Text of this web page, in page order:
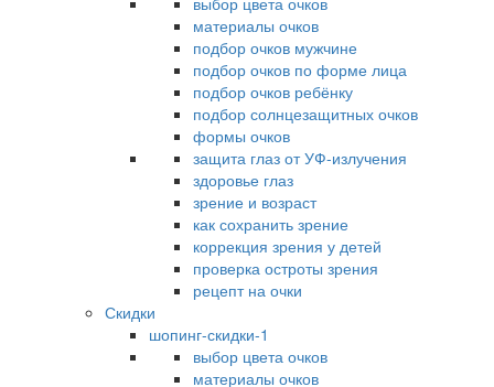
материалы очков
подбор очков мужчине
подбор очков по форме лица
подбор очков ребёнку
подбор солнцезащитных очков
формы очков
защита глаз от УФ-излучения
здоровье глаз
зрение и возраст
как сохранить зрение
коррекция зрения у детей
проверка остроты зрения
рецепт на очки
Скидки
шопинг-скидки-1
выбор цвета очков
материалы очков